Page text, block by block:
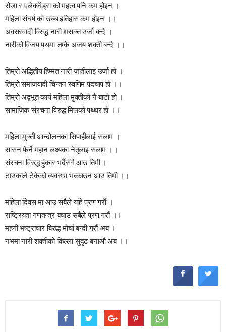
रोजा र एलेक्जेंड्रा को महत्व पनि कम होइन ।
महिला संघर्ष को उच्च इतिहास कम होइन ।।
अवसरवादी विरुद्ध नारी शसक्त उर्जा बन्दै ।
नारीको विजय पथमा लम्के अजय शक्ती बन्दै ।।
तिम्रो अद्धितीय हिम्मत नारी जातीलाइ उर्जा हो ।
तिम्रो समाजवादी चिन्तन स्वणिम पदचाप हो ।।
तिम्रो अद्बभूत कार्य महिला मुक्तीको नै बाटो हो ।
सामाजिक संरचना विरुद्ध मिलको पथ्थर हो ।।
महिला मुक्ती आन्दोलनका सिपाहीलाई सलाम ।
सासन फेर्ने महान लक्ष्यका नेतृलाइ सलाम ।।
संरचना विरुद्ध हुंकार भर्दैसँगै आउ तिमी ।
टाउकाले टेकेको व्यवस्था भत्काउन आउ तिमी ।।
महिला दिवस मा आउ सबैले यहि प्रण गरौं ।
राष्ट्रियता गणतन्त्र बचाउ सबैले प्रण गरौं ।।
महंगी भष्ट्राचार बिरुद्ध मोर्चा बन्दी गरौं अब ।
नभमा नारी शक्तीको किल्ला सुदृढ बनाऔ अब ।।